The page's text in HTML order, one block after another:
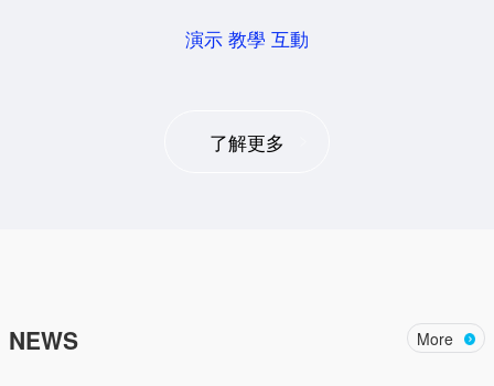
演示 教學 互動
了解更多
NEWS More